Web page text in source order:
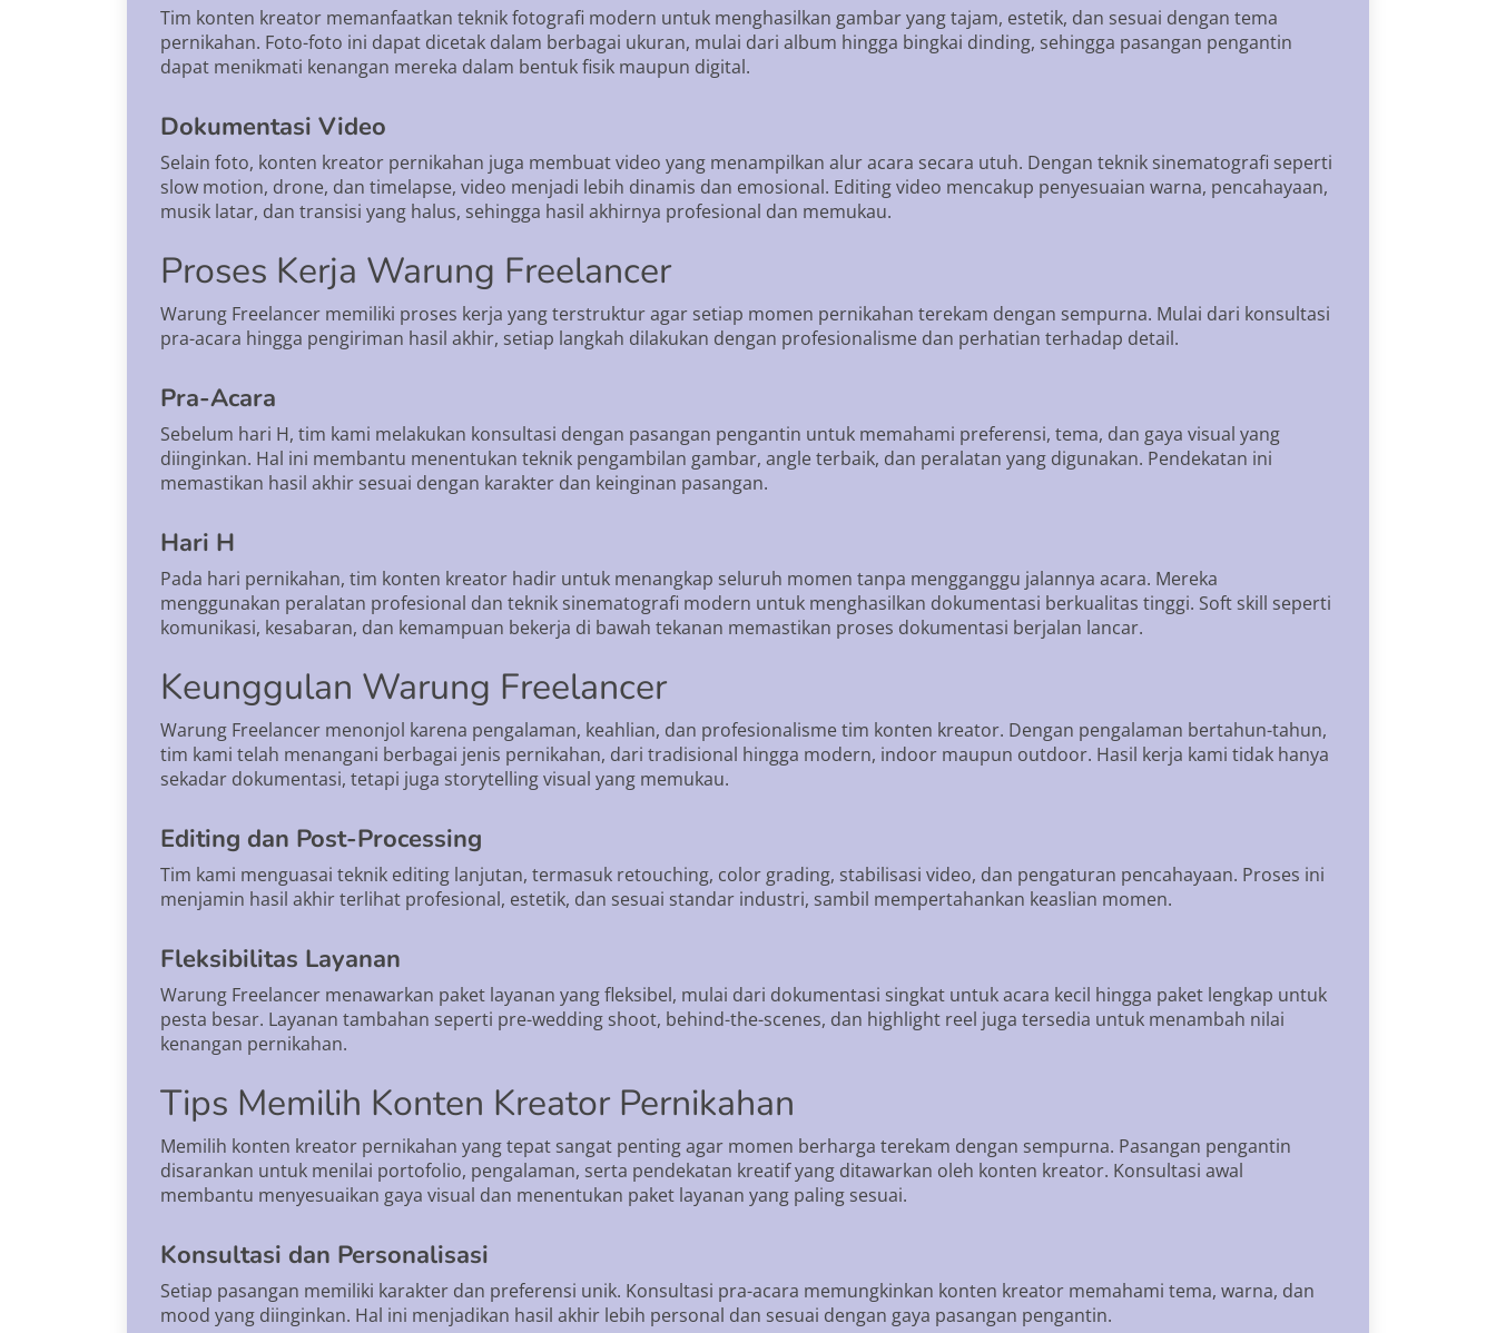
Tim konten kreator memanfaatkan teknik fotografi modern untuk menghasilkan gambar yang tajam, estetik, dan sesuai dengan tema
pernikahan. Foto-foto ini dapat dicetak dalam berbagai ukuran, mulai dari album hingga bingkai dinding, sehingga pasangan pengantin
dapat menikmati kenangan mereka dalam bentuk fisik maupun digital.
Dokumentasi Video
Selain foto, konten kreator pernikahan juga membuat video yang menampilkan alur acara secara utuh. Dengan teknik sinematografi seperti
slow motion, drone, dan timelapse, video menjadi lebih dinamis dan emosional. Editing video mencakup penyesuaian warna, pencahayaan,
musik latar, dan transisi yang halus, sehingga hasil akhirnya profesional dan memukau.
Proses Kerja Warung Freelancer
Warung Freelancer memiliki proses kerja yang terstruktur agar setiap momen pernikahan terekam dengan sempurna. Mulai dari konsultasi
pra-acara hingga pengiriman hasil akhir, setiap langkah dilakukan dengan profesionalisme dan perhatian terhadap detail.
Pra-Acara
Sebelum hari H, tim kami melakukan konsultasi dengan pasangan pengantin untuk memahami preferensi, tema, dan gaya visual yang
diinginkan. Hal ini membantu menentukan teknik pengambilan gambar, angle terbaik, dan peralatan yang digunakan. Pendekatan ini
memastikan hasil akhir sesuai dengan karakter dan keinginan pasangan.
Hari H
Pada hari pernikahan, tim konten kreator hadir untuk menangkap seluruh momen tanpa mengganggu jalannya acara. Mereka
menggunakan peralatan profesional dan teknik sinematografi modern untuk menghasilkan dokumentasi berkualitas tinggi. Soft skill seperti
komunikasi, kesabaran, dan kemampuan bekerja di bawah tekanan memastikan proses dokumentasi berjalan lancar.
Keunggulan Warung Freelancer
Warung Freelancer menonjol karena pengalaman, keahlian, dan profesionalisme tim konten kreator. Dengan pengalaman bertahun-tahun,
tim kami telah menangani berbagai jenis pernikahan, dari tradisional hingga modern, indoor maupun outdoor. Hasil kerja kami tidak hanya
sekadar dokumentasi, tetapi juga storytelling visual yang memukau.
Editing dan Post-Processing
Tim kami menguasai teknik editing lanjutan, termasuk retouching, color grading, stabilisasi video, dan pengaturan pencahayaan. Proses ini
menjamin hasil akhir terlihat profesional, estetik, dan sesuai standar industri, sambil mempertahankan keaslian momen.
Fleksibilitas Layanan
Warung Freelancer menawarkan paket layanan yang fleksibel, mulai dari dokumentasi singkat untuk acara kecil hingga paket lengkap untuk
pesta besar. Layanan tambahan seperti pre-wedding shoot, behind-the-scenes, dan highlight reel juga tersedia untuk menambah nilai
kenangan pernikahan.
Tips Memilih Konten Kreator Pernikahan
Memilih konten kreator pernikahan yang tepat sangat penting agar momen berharga terekam dengan sempurna. Pasangan pengantin
disarankan untuk menilai portofolio, pengalaman, serta pendekatan kreatif yang ditawarkan oleh konten kreator. Konsultasi awal
membantu menyesuaikan gaya visual dan menentukan paket layanan yang paling sesuai.
Konsultasi dan Personalisasi
Setiap pasangan memiliki karakter dan preferensi unik. Konsultasi pra-acara memungkinkan konten kreator memahami tema, warna, dan
mood yang diinginkan. Hal ini menjadikan hasil akhir lebih personal dan sesuai dengan gaya pasangan pengantin.